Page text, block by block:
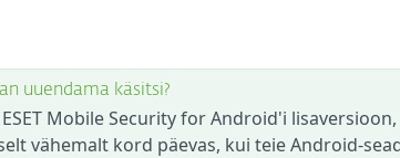
uuendama käsitsi?
Mobile Security for Android'i
vähemalt kord päevas, kui teie Android-